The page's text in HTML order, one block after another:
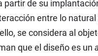
partir de su
entre lo
se considera al
que el diseño es un